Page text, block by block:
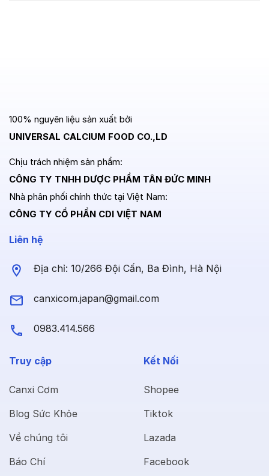
100% nguyên liệu sản xuất bởi
UNIVERSAL CALCIUM FOOD CO.,LD
Chịu trách nhiệm sản phẩm:
CÔNG TY TNHH DƯỢC PHẨM TÂN ĐỨC MINH
Nhà phân phối chính thức tại Việt Nam:
CÔNG TY CỔ PHẦN CDI VIỆT NAM
Liên hệ
Địa chỉ: 10/266 Đội Cấn, Ba Đình, Hà Nội
canxicom.japan@gmail.com
0983.414.566
Truy cập
Canxi Cơm
Blog Sức Khỏe
Về chúng tôi
Báo Chí
Kết Nối
Shopee
Tiktok
Lazada
Facebook